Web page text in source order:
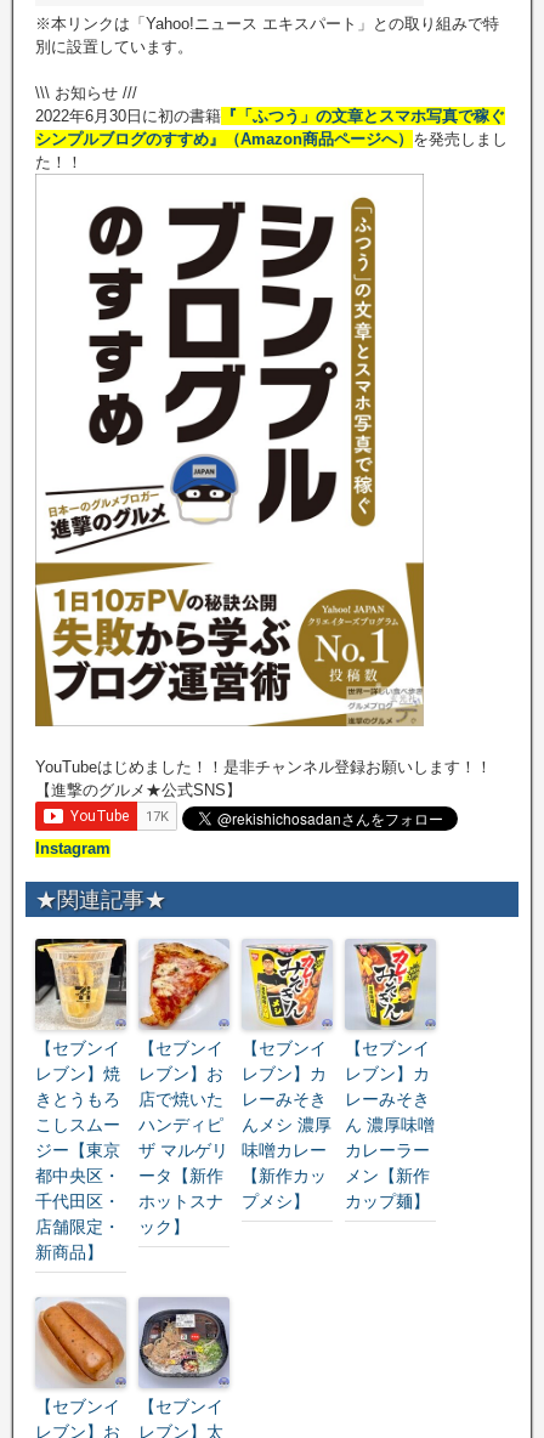
※本リンクは「Yahoo!ニュース エキスパート」との取り組みで特
別に設置しています。
\\\ お知らせ ///
2022年6月30日に初の書籍 『「ふつう」の文章とスマホ写真で稼ぐ
シンプルブログのすすめ』（Amazon商品ページへ） を発売しまし
た！！
YouTubeはじめました！！是非チャンネル登録お願いします！！
【進撃のグルメ★公式SNS】
Instagram
★関連記事★
【セブンイ
レブン】焼
きとうもろ
こしスムー
ジー【東京
都中央区・
千代田区・
店舗限定・
新商品】
【セブンイ
レブン】お
店で焼いた
ハンディピ
ザ マルゲリ
ータ【新作
ホットスナ
ック】
【セブンイ
レブン】カ
レーみそき
んメシ 濃厚
味噌カレー
【新作カッ
プメシ】
【セブンイ
レブン】カ
レーみそき
ん 濃厚味噌
カレーラー
メン【新作
カップ麺】
【セブンイ
レブン】お
【セブンイ
レブン】太